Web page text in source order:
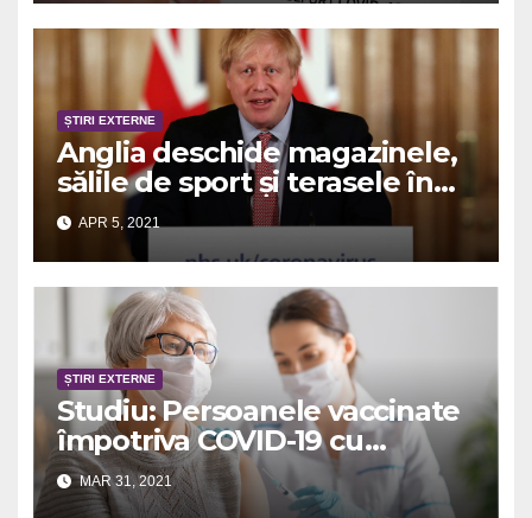
ȘTIRI EXTERNE
Anglia deschide magazinele,
sălile de sport și terasele în
aer liber
APR 5, 2021
ȘTIRI EXTERNE
Studiu: Persoanele vaccinate
împotriva COVID-19 cu
ambele doze nu transmit
coronavirusul
MAR 31, 2021